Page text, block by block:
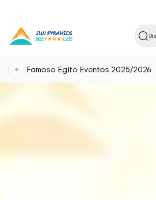
Famoso Egito Eventos 2025/2026